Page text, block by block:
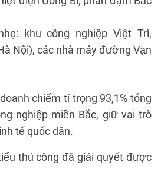
khu công nghiệp Việt Trì,
Nội), các nhà máy đường Vạn
chiếm tỉ trọng 93,1% tổng
nghiệp miền Bắc, giữ vai trò
tế quốc dân.
thủ công đã giải quyết được